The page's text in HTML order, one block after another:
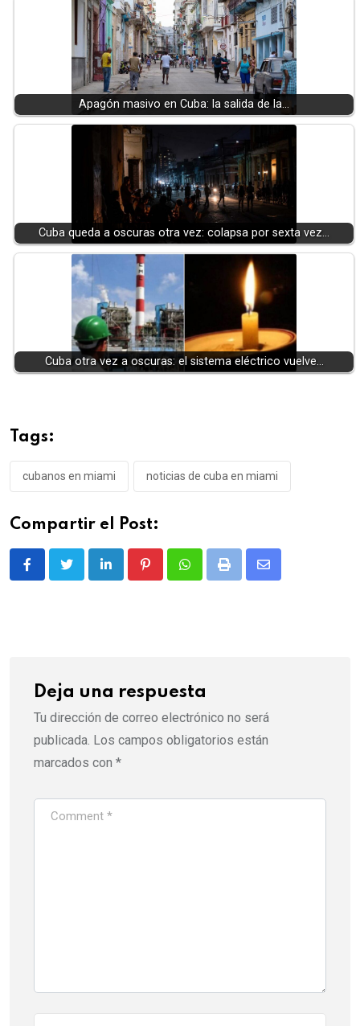
Apagón masivo en Cuba: la salida de la…
Cuba queda a oscuras otra vez: colapsa por sexta vez…
Cuba otra vez a oscuras: el sistema eléctrico vuelve…
Tags:
cubanos en miami noticias de cuba en miami
Compartir el Post:
LinkedIn PinterestWhatsappPrint
Share
Deja una respuesta
Tu dirección de correo electrónico no será
publicada. Los campos obligatorios están
marcados con *